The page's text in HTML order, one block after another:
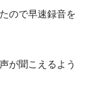
ので早速録音を
が聞こえるよう